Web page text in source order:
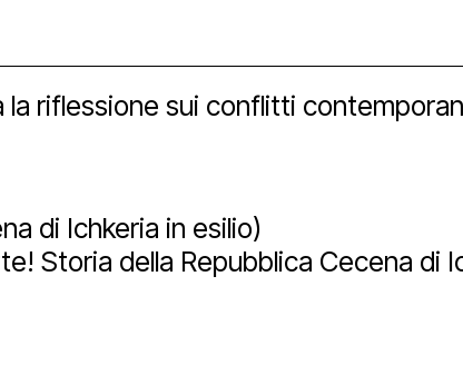
la riflessione sui conflitti
di Ichkeria in esilio)
Storia della Repubblica Cecena di